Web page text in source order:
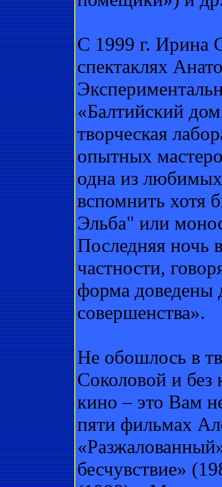
С 1999 г. Ирина
спектаклях
«Балтийский
творческая
опытных
одна из
вспомнить хотя
Эльба" или
Последняя ночь
частности,
форма доведены
совершенства».
Не обошлось в
Соколовой и без
кино – это Вам
пяти фильмах
бесчувствие»